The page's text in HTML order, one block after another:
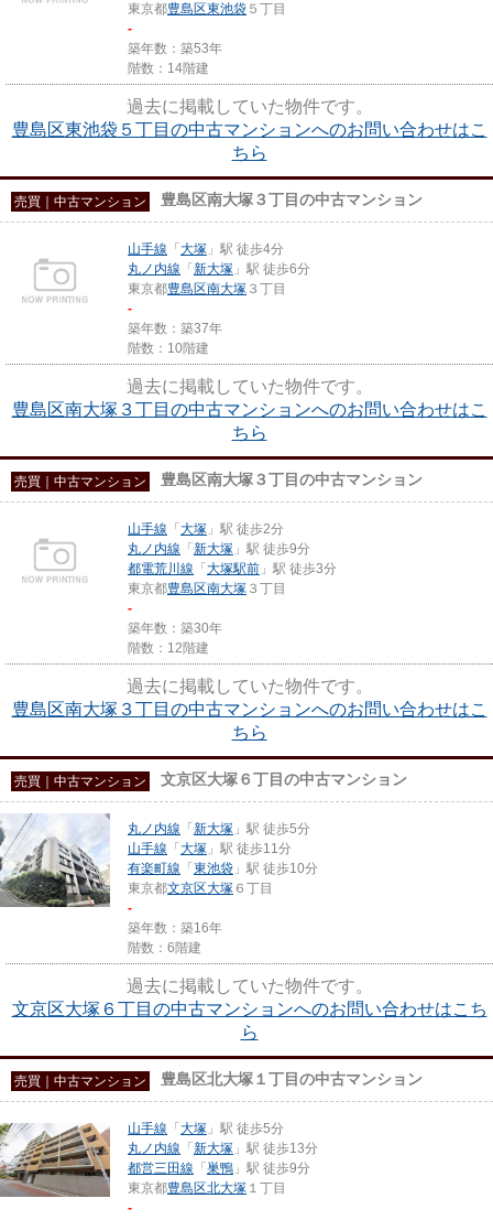
東京都豊島区東池袋 ５丁目
-
築年数：築53年
階数：14階建
過去に掲載していた物件です。
豊島区東池袋５丁目の中古マンションへのお問い合わせはこ
ちら
売買｜中古マンション 豊島区南大塚３丁目の中古マンション
山手線 「大塚 」駅 徒歩4分
丸ノ内線 「新大塚 」駅 徒歩6分
東京都豊島区南大塚 ３丁目
-
築年数：築37年
階数：10階建
過去に掲載していた物件です。
豊島区南大塚３丁目の中古マンションへのお問い合わせはこ
ちら
売買｜中古マンション 豊島区南大塚３丁目の中古マンション
山手線 「大塚 」駅 徒歩2分
丸ノ内線 「新大塚 」駅 徒歩9分
都電荒川線 「大塚駅前 」駅 徒歩3分
東京都豊島区南大塚 ３丁目
-
築年数：築30年
階数：12階建
過去に掲載していた物件です。
豊島区南大塚３丁目の中古マンションへのお問い合わせはこ
ちら
売買｜中古マンション 文京区大塚６丁目の中古マンション
丸ノ内線 「新大塚 」駅 徒歩5分
山手線 「大塚 」駅 徒歩11分
有楽町線 「東池袋 」駅 徒歩10分
東京都文京区大塚 ６丁目
-
築年数：築16年
階数：6階建
過去に掲載していた物件です。
文京区大塚６丁目の中古マンションへのお問い合わせはこち
ら
売買｜中古マンション 豊島区北大塚１丁目の中古マンション
山手線 「大塚 」駅 徒歩5分
丸ノ内線 「新大塚 」駅 徒歩13分
都営三田線 「巣鴨 」駅 徒歩9分
東京都豊島区北大塚 １丁目
-